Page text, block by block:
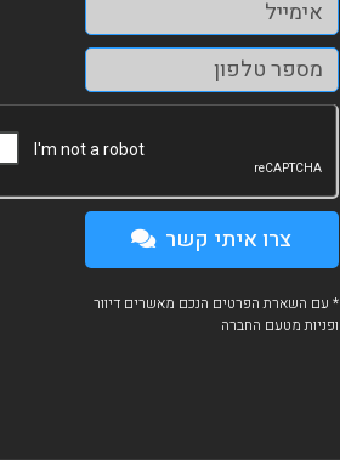
צרו איתי קשר
* עם השארת הפרטים הנכם מאשרים דיוור
ופניות מטעם החברה